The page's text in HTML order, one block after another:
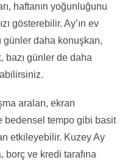
haftanın yoğunluğunu
gösterebilir. Ay’ın ev
günler daha konuşkan,
bazı günler de daha
araları, ekran
bedensel tempo gibi basit
etkileyebilir. Kuzey Ay
borç ve kredi tarafına